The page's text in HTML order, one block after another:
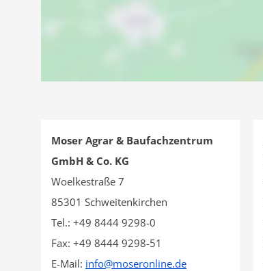
Moser Agrar & Baufachzentrum
GmbH & Co. KG
Woelkestraße 7
85301 Schweitenkirchen
Tel.: +49 8444 9298-0
Fax: +49 8444 9298-51
E-Mail: info@moseronline.de